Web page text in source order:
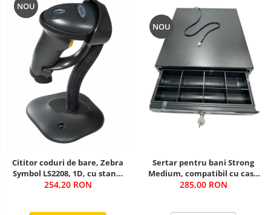
NOU
Cititor coduri de bare, Zebra
Symbol LS2208, 1D, cu stand,
USB, negru SECOND HAND
254,20 RON
NOU
Sertar pentru bani Strong
Medium, compatibil cu case
de marcat, negru
285,00 RON